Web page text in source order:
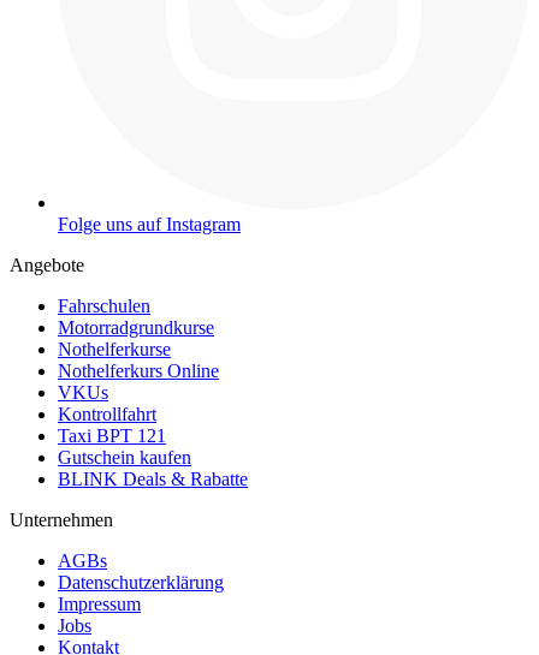
Folge uns auf Instagram
Angebote
Fahrschulen
Motorradgrundkurse
Nothelferkurse
Nothelferkurs Online
VKUs
Kontrollfahrt
Taxi BPT 121
Gutschein kaufen
BLINK Deals & Rabatte
Unternehmen
AGBs
Datenschutzerklärung
Impressum
Jobs
Kontakt